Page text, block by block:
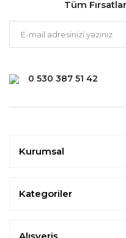
0 530 387 51 42
Tüm
Kurumsal
Kategoriler